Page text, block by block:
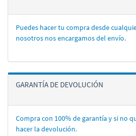
Puedes hacer tu compra desde
nosotros nos encargamos del enví­o.
GARANTÍA DE DEVOLUCIÓN
Compra con 100% de garantí­a y si no
hacer la devolución.